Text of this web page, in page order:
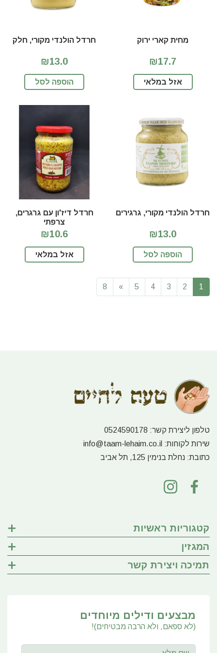
מחית קארי ירוק
₪17.7
אזל במלאי
חרדל הולנדי מקורי, חלק
₪13.0
הוספה לסל
חרדל הולנדי מקורי, גרגירים
₪13.0
הוספה לסל
חרדל דיז'ון עם גרגרים,
צרפתי
₪10.6
אזל במלאי
1
2
3
4
5
»
8
טלפון ליצירת קשר: 0524590178
שירות לקוחות: info@taam-lehaim.co.il
כתובת: נחלת בנימין 125, תל אביב
קטגוריות ראשיות
המגזין
תמיכה ויצירת קשר
מבצעים ודילים מיוחדים
(לא ספאם, ולא הרבה מבטיחים)!